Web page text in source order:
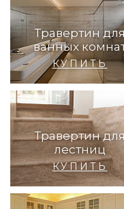
Травертин
ванных
КУПИТЬ
Травертин
лестниц
КУПИТЬ